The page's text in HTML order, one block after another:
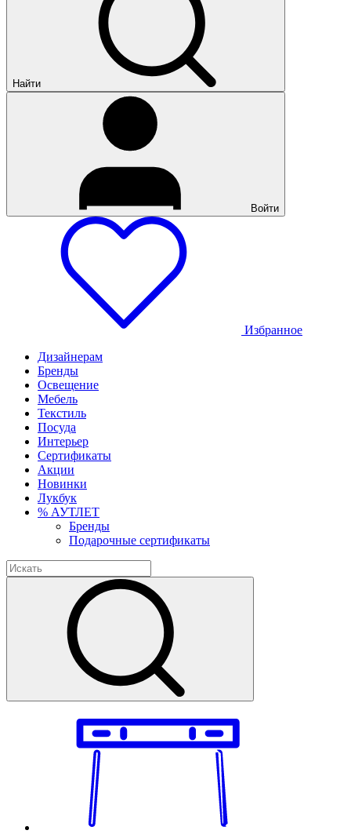
Найти
Войти
Избранное
Дизайнерам
Бренды
Освещение
Мебель
Текстиль
Посуда
Интерьер
Сертификаты
Акции
Новинки
Лукбук
% АУТЛЕТ
Бренды
Подарочные сертификаты